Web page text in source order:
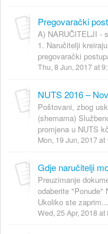
A) NARUČITELJI -
1. Naručitelji
pregovarački
Thu, 8 Jun, 2017 at
Poštovani, zbog
(shemama)
promjena u NUTS
Mon, 19 Jun, 2017 at
Preuzimanje
odaberite "Ponude"
Ukoliko ste zaprim...
Wed, 25 Apr, 2018 at